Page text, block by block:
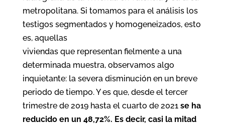
metropolitana. Si tomamos para el análisis los
testigos segmentados y homogeneizados, esto
es, aquellas
viviendas que representan fielmente a una
determinada muestra, observamos algo
inquietante: la severa disminución en un breve
periodo de tiempo. Y es que, desde el tercer
trimestre de 2019 hasta el cuarto de 2021 se ha
reducido en un 48,72%. Es decir, casi la mitad